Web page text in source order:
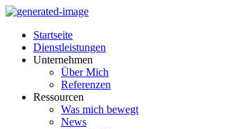
Startseite
Dienstleistungen
Unternehmen
Über Mich
Referenzen
Ressourcen
Was mich bewegt
News